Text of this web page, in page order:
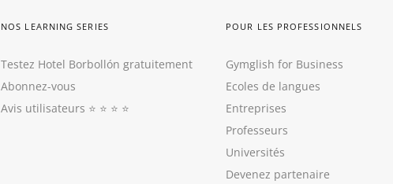
NOS LEARNING SERIES
Testez Hotel Borbollón gratuitement
Abonnez-vous
Avis utilisateurs ⭐️ ⭐️ ⭐️ ⭐️
POUR LES PROFESSIONNELS
Gymglish for Business
Ecoles de langues
Entreprises
Professeurs
Universités
Devenez partenaire